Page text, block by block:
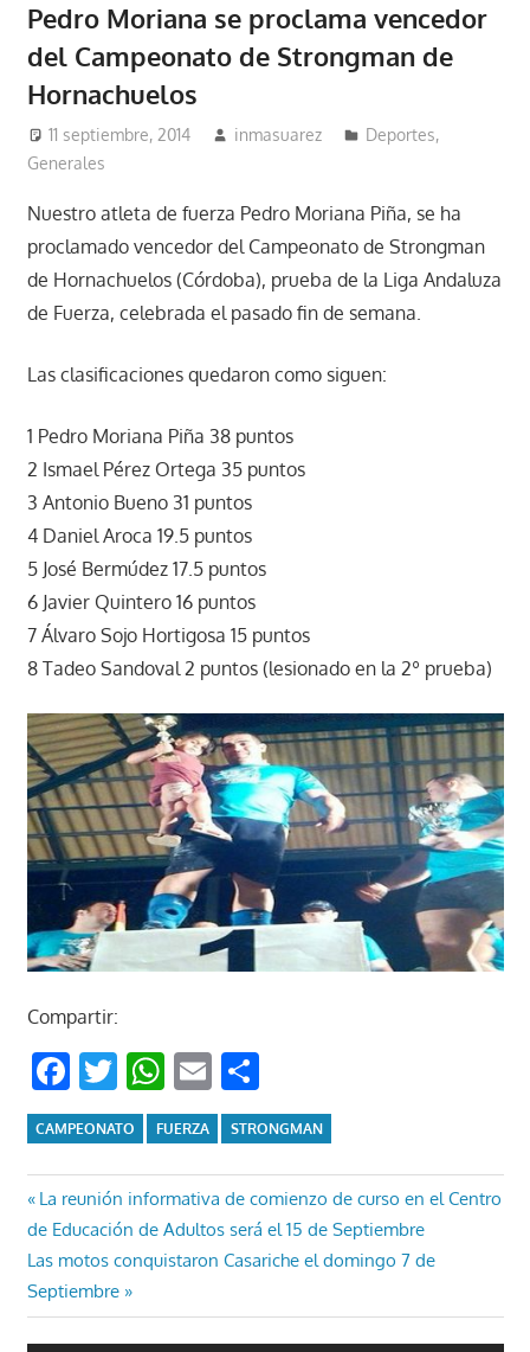
Pedro Moriana se proclama vencedor
del Campeonato de Strongman de
Hornachuelos
11 septiembre, 2014 inmasuarez Deportes,
Generales
Nuestro atleta de fuerza Pedro Moriana Piña, se ha
proclamado vencedor del Campeonato de Strongman
de Hornachuelos (Córdoba), prueba de la Liga Andaluza
de Fuerza, celebrada el pasado fin de semana.
Las clasificaciones quedaron como siguen:
1 Pedro Moriana Piña 38 puntos
2 Ismael Pérez Ortega 35 puntos
3 Antonio Bueno 31 puntos
4 Daniel Aroca 19.5 puntos
5 José Bermúdez 17.5 puntos
6 Javier Quintero 16 puntos
7 Álvaro Sojo Hortigosa 15 puntos
8 Tadeo Sandoval 2 puntos (lesionado en la 2º prueba)
Compartir:
Facebook
Twitter
WhatsApp
EmailCompartir
CAMPEONATO FUERZA STRONGMAN
Navegación
de
entradas
Entrada
anterior:
La reunión informativa de comienzo de curso en el Centro
de Educación de Adultos será el 15 de Septiembre
Entrada
siguiente:
Las motos conquistaron Casariche el domingo 7 de
Septiembre